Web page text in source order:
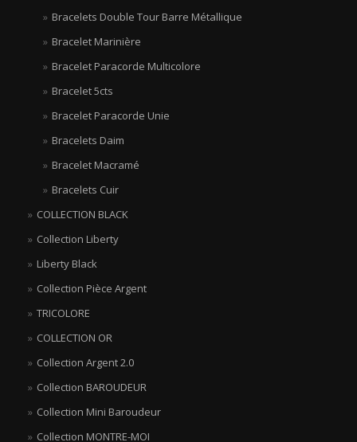
Bracelets Double Tour Barre Métallique
Bracelet Marinière
Bracelet Paracorde Multicolore
Bracelet 5cts
Bracelet Paracorde Unie
Bracelets Daim
Bracelet Macramé
Bracelets Cuir
COLLECTION BLACK
Collection Liberty
Liberty Black
Collection Pièce Argent
TRICOLORE
COLLECTION OR
Collection Argent 2.0
Collection BAROUDEUR
Collection Mini Baroudeur
Collection MONTRE-MOI